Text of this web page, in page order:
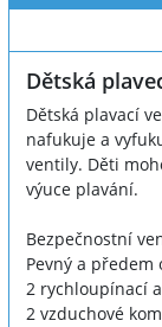
Dětská
Dětská plavací
nafukuje a
ventily. Děti
výuce plavání.
Bezpečnostní
Pevný a předem
2 rychloupínací
2 vzduchové